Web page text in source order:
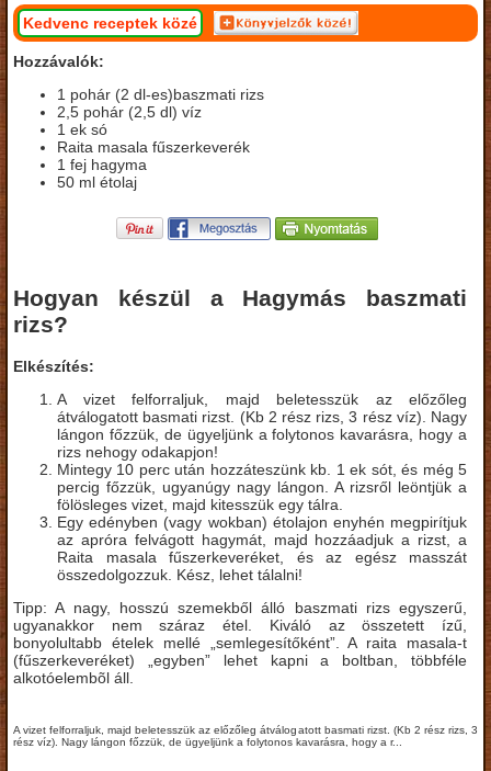
Kedvenc receptek közé
Hozzávalók:
1 pohár (2 dl-es)baszmati rizs
2,5 pohár (2,5 dl) víz
1 ek só
Raita masala fűszerkeverék
1 fej hagyma
50 ml étolaj
Hogyan készül a Hagymás baszmati
rizs?
Elkészítés:
A vizet felforraljuk, majd beletesszük az előzőleg
átválogatott basmati rizst. (Kb 2 rész rizs, 3 rész víz). Nagy
lángon főzzük, de ügyeljünk a folytonos kavarásra, hogy a
rizs nehogy odakapjon!
Mintegy 10 perc után hozzáteszünk kb. 1 ek sót, és még 5
percig főzzük, ugyanúgy nagy lángon. A rizsről leöntjük a
fölösleges vizet, majd kitesszük egy tálra.
Egy edényben (vagy wokban) étolajon enyhén megpirítjuk
az apróra felvágott hagymát, majd hozzáadjuk a rizst, a
Raita masala fűszerkeveréket, és az egész masszát
összedolgozzuk. Kész, lehet tálalni!
Tipp: A nagy, hosszú szemekből álló baszmati rizs egyszerű,
ugyanakkor nem száraz étel. Kiváló az összetett ízű,
bonyolultabb ételek mellé „semlegesítőként”. A raita masala-t
(fűszerkeveréket) „egyben” lehet kapni a boltban, többféle
alkotóelembõl áll.
A vizet felforraljuk, majd beletesszük az előzőleg átválogatott basmati rizst. (Kb 2 rész rizs, 3
rész víz). Nagy lángon főzzük, de ügyeljünk a folytonos kavarásra, hogy a r...